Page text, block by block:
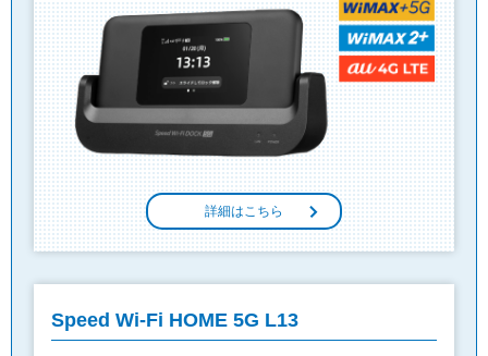
詳細はこちら
Speed Wi-Fi HOME 5G L13